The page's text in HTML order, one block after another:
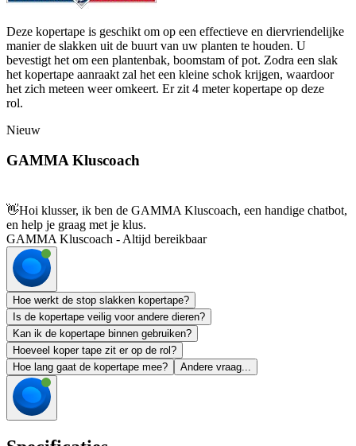
Deze kopertape is geschikt om op een effectieve en diervriendelijke
manier de slakken uit de buurt van uw planten te houden. U
bevestigt het om een plantenbak, boomstam of pot. Zodra een slak
het kopertape aanraakt zal het een kleine schok krijgen, waardoor
het zich meteen weer omkeert. Er zit 4 meter kopertape op deze
rol.
Nieuw
GAMMA Kluscoach
👋Hoi klusser, ik ben de GAMMA Kluscoach, een handige chatbot,
en help je graag met je klus.
GAMMA Kluscoach - Altijd bereikbaar
Hoe werkt de stop slakken kopertape?
Is de kopertape veilig voor andere dieren?
Kan ik de kopertape binnen gebruiken?
Hoeveel koper tape zit er op de rol?
Hoe lang gaat de kopertape mee?
Andere vraag...